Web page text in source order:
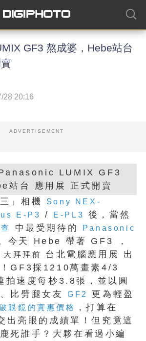
GF3 熬成婆，Hebe站台
28 20:16
ADVERTISEMENT
」相機
Sony NEX-
E-P3 / E-PL3
後，當然
中最受期待的
Panasonic
今天 Hebe 帶著 GF3 ，
大拜拜前台北電腦應用展 出
GF3採1210萬畫素4/3
速度每杪3.8張，並以圓
比劈腿女友 GF2
更為輕盈
眼鏡的實惠價格 ，打算在
出亮眼的成績單！但究竟這
死誰手？大夥在看過小編